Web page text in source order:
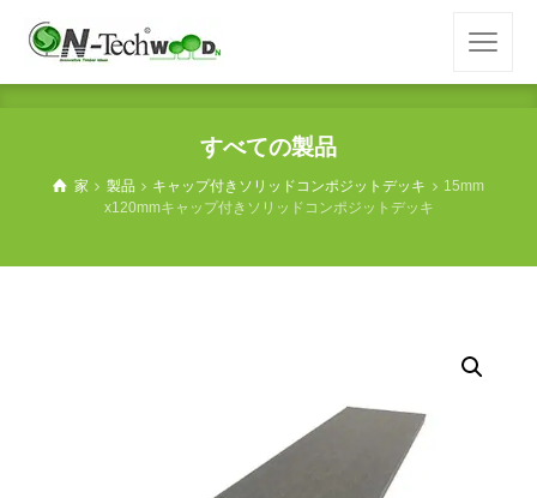
すべての製品
家 製品 キャップ付きソリッドコンポジットデッキ
15mm
x120mmキャップ付きソリッドコンポジットデッキ